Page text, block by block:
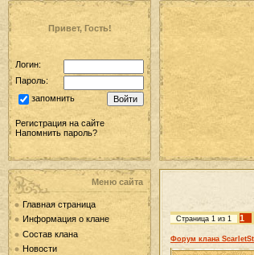
Привет, Гость!
Логин:
Пароль:
запомнить
Регистрация на сайте
Напомнить пароль?
Меню сайта
Главная страница
Информация о клане
Состав клана
Новости
Страница 1 из 1 1
Форум клана